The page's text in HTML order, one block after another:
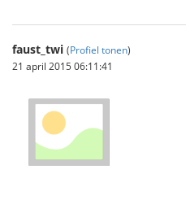
faust_twi (Profiel tonen)
21 april 2015 06:11:41